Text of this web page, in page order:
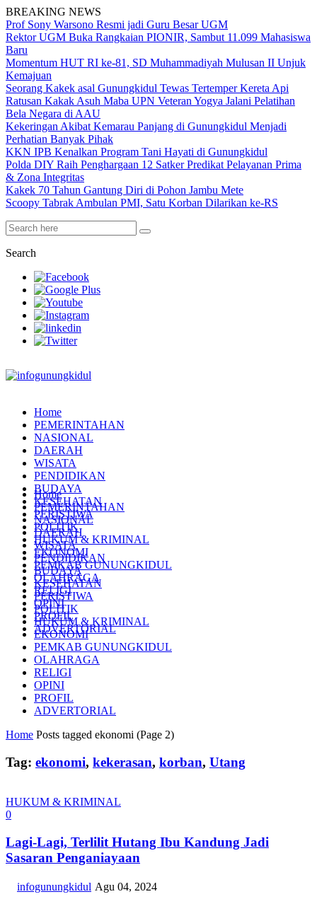
BREAKING NEWS
Prof Sony Warsono Resmi jadi Guru Besar UGM
Rektor UGM Buka Rangkaian PIONIR, Sambut 11.099 Mahasiswa
Baru
Momentum HUT RI ke-81, SD Muhammadiyah Mulusan II Unjuk
Kemajuan
Seorang Kakek asal Gunungkidul Tewas Tertemper Kereta Api
Ratusan Kakak Asuh Maba UPN Veteran Yogya Jalani Pelatihan
Bela Negara di AAU
Kekeringan Akibat Kemarau Panjang di Gunungkidul Menjadi
Perhatian Banyak Pihak
KKN IPB Kenalkan Program Tani Hayati di Gunungkidul
Polda DIY Raih Penghargaan 12 Satker Predikat Pelayanan Prima
& Zona Integritas
Kakek 70 Tahun Gantung Diri di Pohon Jambu Mete
Scoopy Tabrak Ambulan PMI, Satu Korban Dilarikan ke-RS
Search
Home
PEMERINTAHAN
NASIONAL
DAERAH
WISATA
PENDIDIKAN
BUDAYA
KESEHATAN
PERISTIWA
POLITIK
HUKUM & KRIMINAL
EKONOMI
PEMKAB GUNUNGKIDUL
OLAHRAGA
RELIGI
OPINI
PROFIL
ADVERTORIAL
Home
PEMERINTAHAN
NASIONAL
DAERAH
WISATA
PENDIDIKAN
BUDAYA
KESEHATAN
PERISTIWA
POLITIK
HUKUM & KRIMINAL
EKONOMI
PEMKAB GUNUNGKIDUL
OLAHRAGA
RELIGI
OPINI
PROFIL
ADVERTORIAL
Home Posts tagged ekonomi (Page 2)
Tag: ekonomi, kekerasan, korban, Utang
HUKUM & KRIMINAL
0
Lagi-Lagi, Terlilit Hutang Ibu Kandung Jadi
Sasaran Penganiayaan
infogunungkidul Agu 04, 2024